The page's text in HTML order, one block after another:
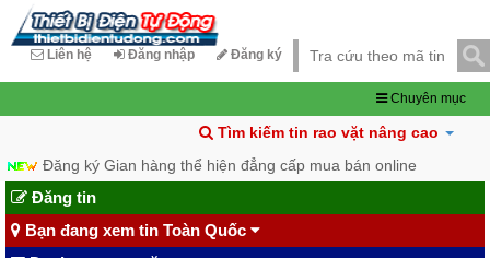
Liên hệ Đăng nhập Đăng ký
Chuyên mục
Tìm kiếm tin rao vặt nâng cao
Đăng ký Gian hàng thể hiện đẳng cấp mua bán online
Đăng tin
Bạn đang xem tin Toàn Quốc